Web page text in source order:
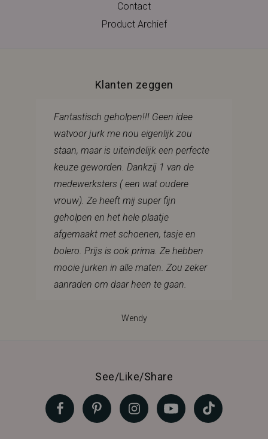
Contact
Product Archief
Klanten zeggen
Fantastisch geholpen!!! Geen idee
watvoor jurk me nou eigenlijk zou
staan, maar is uiteindelijk een perfecte
keuze geworden. Dankzij 1 van de
medewerksters ( een wat oudere
vrouw). Ze heeft mij super fijn
geholpen en het hele plaatje
afgemaakt met schoenen, tasje en
bolero. Prijs is ook prima. Ze hebben
mooie jurken in alle maten. Zou zeker
aanraden om daar heen te gaan.
Wendy
See/Like/Share